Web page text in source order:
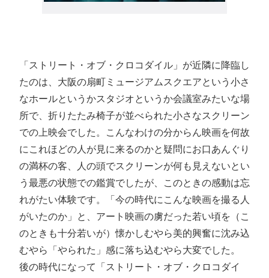
「ストリート・オブ・クロコダイル」が近隣に降臨し
たのは、大阪の扇町ミュージアムスクエアという小さ
なホールというかスタジオというか会議室みたいな場
所で、折りたたみ椅子が並べられた小さなスクリーン
での上映会でした。こんなわけの分からん映画を何故
にこれほどの人が見に来るのかと疑問にお口あんぐり
の満杯の客、人の頭でスクリーンが何も見えないとい
う最悪の状態での鑑賞でしたが、このときの感動は忘
れがたい体験です。「今の時代にこんな映画を撮る人
がいたのか」と、アート映画の虜だった若い頃を（こ
のときも十分若いが）懐かしむやら美的興奮に沈み込
むやら「やられた」感に落ち込むやら大変でした。
後の時代になって「ストリート・オブ・クロコダイ